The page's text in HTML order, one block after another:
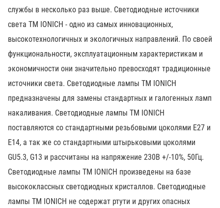
службы в несколько раз выше. Светодиодные источники
света ТМ IONICH - одно из самых инновационных,
высокотехнологичных и экологичных направлений. По своей
функциональности, эксплуатационным характеристикам и
экономичности они значительно превосходят традиционные
источники света. Светодиодные лампы ТМ IONICH
предназначены для замены стандартных и галогенных ламп
накаливания. Светодиодные лампы ТМ IONICH
поставляются со стандартными резьбовыми цоколями Е27 и
Е14, а так же со стандартными штырьковыми цоколями
GU5.3, G13 и рассчитаны на напряжение 230В +/-10%, 50Гц.
Светодиодные лампы ТМ IONICH произведены на базе
высококлассных светодиодных кристаллов. Светодиодные
лампы ТМ IONICH не содержат ртути и других опасных